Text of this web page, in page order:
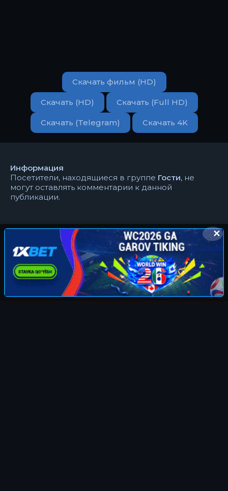
Скачать фильм (HD)
Скачать (HD) Скачать (Full HD)
Скачать (Telegram) Скачать 4K
Информация
Посетители, находящиеся в группе Гости, не
могут оставлять комментарии к данной
публикации.
✕